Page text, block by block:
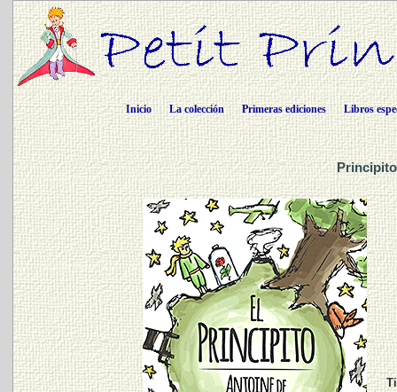
Inicio La colección Primeras ediciones Libros